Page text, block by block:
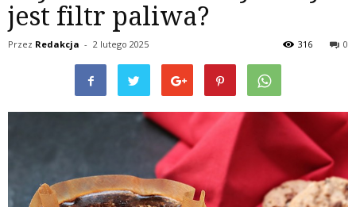
jest filtr paliwa?
Przez Redakcja - 2 lutego 2025 0
316